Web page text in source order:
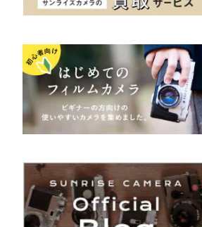
その他